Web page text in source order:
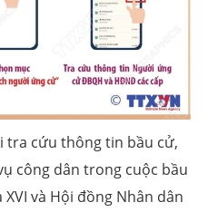
cứu thông tin bầu cử,
công dân trong cuộc bầu
và Hội đồng Nhân dân